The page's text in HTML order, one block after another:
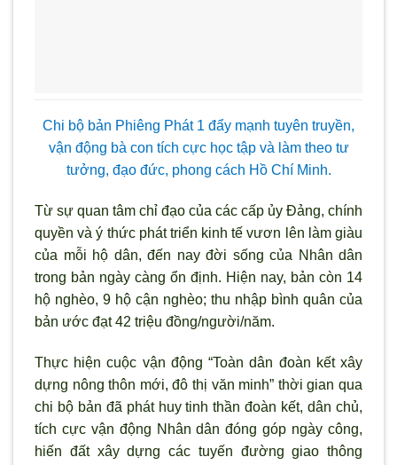
Chi bộ bản Phiêng Phát 1 đẩy mạnh tuyên truyền,
vận động bà con tích cực học tập và làm theo tư
tưởng, đạo đức, phong cách Hồ Chí Minh.
Từ sự quan tâm chỉ đạo của các cấp ủy Đảng, chính
quyền và ý thức phát triển kinh tế vươn lên làm giàu
của mỗi hộ dân, đến nay đời sống của Nhân dân
trong bản ngày càng ổn định. Hiện nay, bản còn 14
hộ nghèo, 9 hộ cận nghèo; thu nhập bình quân của
bản ước đạt 42 triệu đồng/người/năm.
Thực hiện cuộc vận động “Toàn dân đoàn kết xây
dựng nông thôn mới, đô thị văn minh” thời gian qua
chi bộ bản đã phát huy tinh thần đoàn kết, dân chủ,
tích cực vận động Nhân dân đóng góp ngày công,
hiến đất xây dựng các tuyến đường giao thông